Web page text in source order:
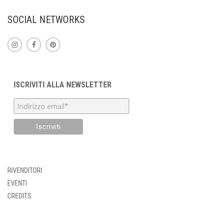
SOCIAL NETWORKS
ISCRIVITI ALLA NEWSLETTER
RIVENDITORI
EVENTI
CREDITS